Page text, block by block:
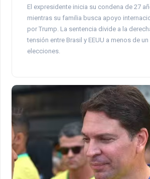
El expresidente inicia su condena de 27
mientras su familia busca apoyo
por Trump. La sentencia divide a la
tensión entre Brasil y EEUU a menos de
elecciones.